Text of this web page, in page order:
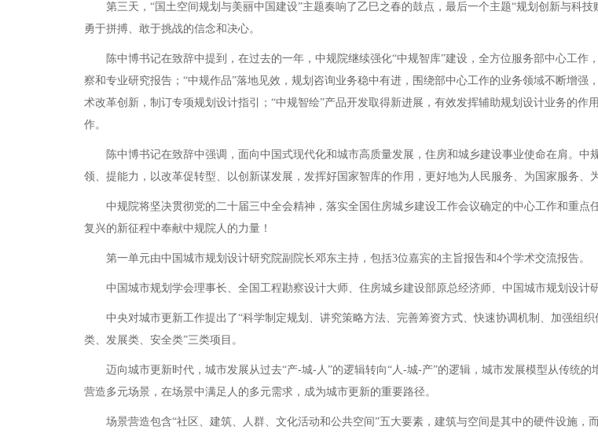
第三天，“国土空间规划与美丽中国建设”主题奏响了乙巳之春的鼓点，最后一个主题“规划创新与科技
勇于拼搏、敢于挑战的信念和决心。
陈中博书记在致辞中提到，在过去的一年，中规院继续强化“中规智库”建设，全方位服务部中心工作
察和专业研究报告；“中规作品”落地见效，规划咨询业务稳中有进，围绕部中心工作的业务领域不断增
术改革创新，制订专项规划设计指引；“中规智绘”产品开发取得新进展，有效发挥辅助规划设计业务的
作。
陈中博书记在致辞中强调，面向中国式现代化和城市高质量发展，住房和城乡建设事业使命在肩。中
领、提能力，以改革促转型、以创新谋发展，发挥好国家智库的作用，更好地为人民服务、为国家服务、
中规院将坚决贯彻党的二十届三中全会精神，落实全国住房城乡建设工作会议确定的中心工作和重点
复兴的新征程中奉献中规院人的力量！
第一单元由中国城市规划设计研究院副院长邓东主持，包括3位嘉宾的主旨报告和4个学术交流报告。
中国城市规划学会理事长、全国工程勘察设计大师、住房城乡建设部原总经济师、中国城市规划设计
中央对城市更新工作提出了“科学制定规划、讲究策略方法、完善筹资方式、快速协调机制、加强组织
类、发展类、安全类”三类项目。
迈向城市更新时代，城市发展从过去“产-城-人”的逻辑转向“人-城-产”的逻辑，城市发展模型从传统的
营造多元场景，在场景中满足人的多元需求，成为城市更新的重要路径。
场景营造包含“社区、建筑、人群、文化活动和公共空间”五大要素，建筑与空间是其中的硬件设施，